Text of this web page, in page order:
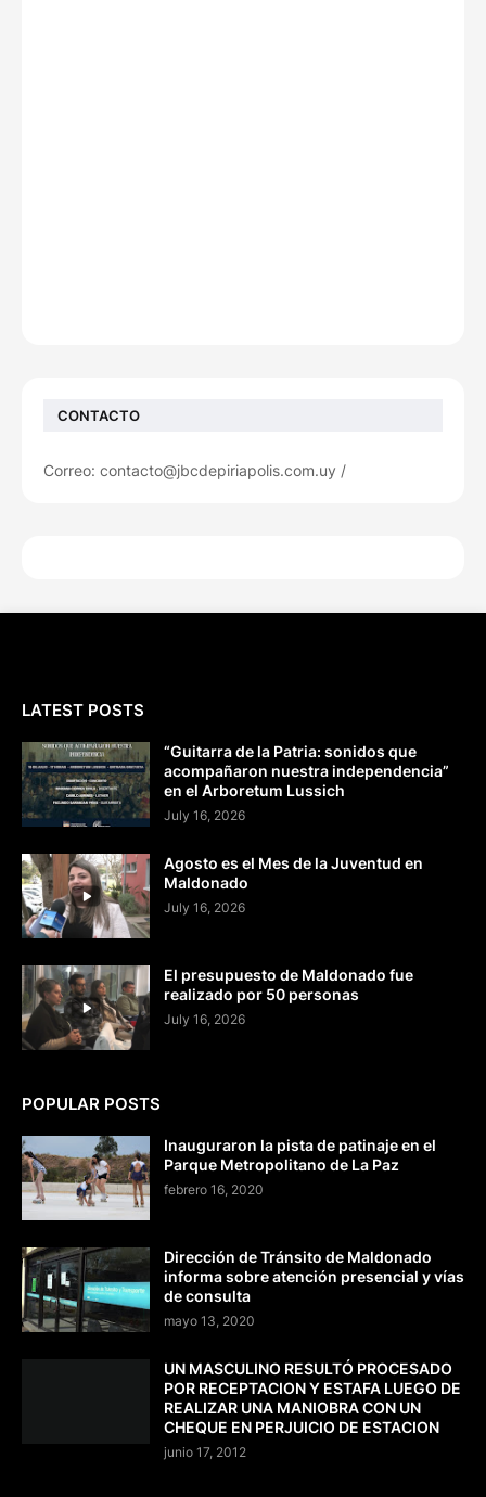
CONTACTO
Correo: contacto@jbcdepiriapolis.com.uy /
LATEST POSTS
“Guitarra de la Patria: sonidos que
acompañaron nuestra independencia”
en el Arboretum Lussich
July 16, 2026
Agosto es el Mes de la Juventud en
Maldonado
July 16, 2026
El presupuesto de Maldonado fue
realizado por 50 personas
July 16, 2026
POPULAR POSTS
Inauguraron la pista de patinaje en el
Parque Metropolitano de La Paz
febrero 16, 2020
Dirección de Tránsito de Maldonado
informa sobre atención presencial y vías
de consulta
mayo 13, 2020
UN MASCULINO RESULTÓ PROCESADO
POR RECEPTACION Y ESTAFA LUEGO DE
REALIZAR UNA MANIOBRA CON UN
CHEQUE EN PERJUICIO DE ESTACION
junio 17, 2012